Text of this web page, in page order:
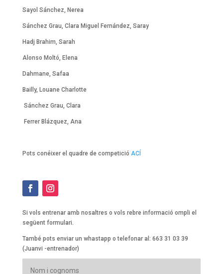
Sayol Sánchez, Nerea
Sánchez Grau, Clara Miguel Fernández, Saray
Hadj Brahim, Sarah
Alonso Moltó, Elena
Dahmane, Safaa
Bailly, Louane Charlotte
Sánchez Grau, Clara
Ferrer Blázquez, Ana
Pots conéixer el quadre de competició ACÍ
Si vols entrenar amb nosaltres o vols rebre informació ompli el
següent formulari.
També pots enviar un whastapp o telefonar al: 663 31 03 39
(Juanvi -entrenador)